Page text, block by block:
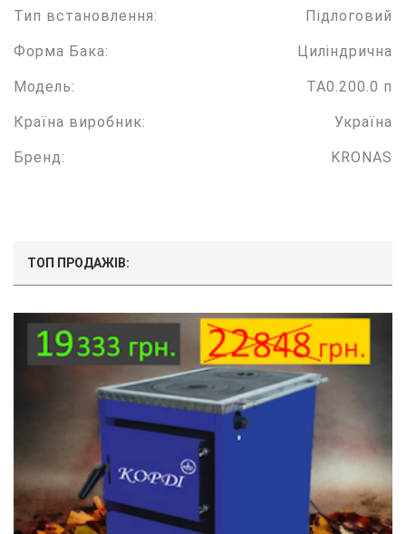
Тип встановлення: Підлоговий
Форма Бака: Циліндрична
Модель: ТА0.200.0 п
Країна виробник: Україна
Бренд: KRONAS
ТОП ПРОДАЖІВ: